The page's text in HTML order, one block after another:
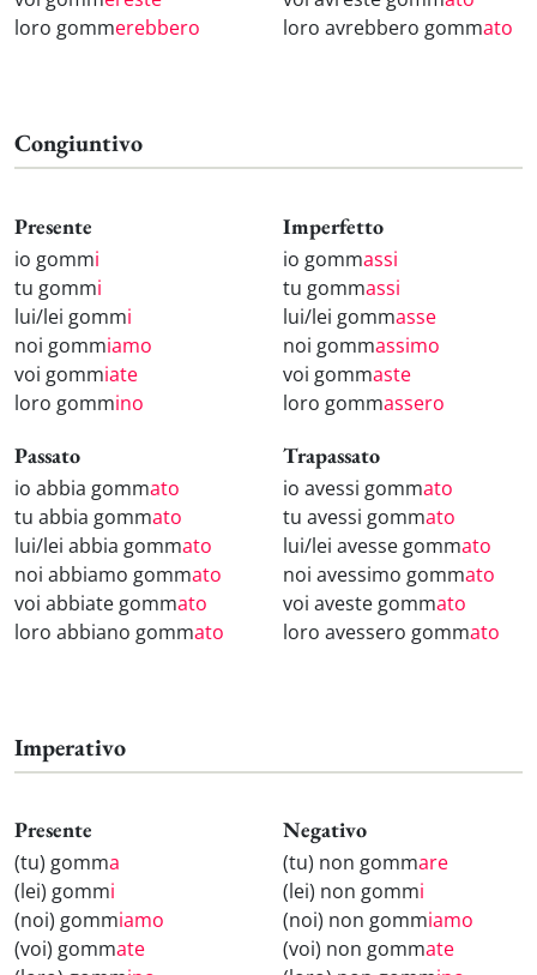
loro gommerebbero
loro avrebbero gommato
Congiuntivo
Presente
io gommi
tu gommi
lui/lei gommi
noi gommiamo
voi gommiate
loro gommino
Imperfetto
io gommassi
tu gommassi
lui/lei gommasse
noi gommassimo
voi gommaste
loro gommassero
Passato
io abbia gommato
tu abbia gommato
lui/lei abbia gommato
noi abbiamo gommato
voi abbiate gommato
loro abbiano gommato
Trapassato
io avessi gommato
tu avessi gommato
lui/lei avesse gommato
noi avessimo gommato
voi aveste gommato
loro avessero gommato
Imperativo
Presente
(tu) gomma
(lei) gommi
(noi) gommiamo
(voi) gommate
Negativo
(tu) non gommare
(lei) non gommi
(noi) non gommiamo
(voi) non gommate